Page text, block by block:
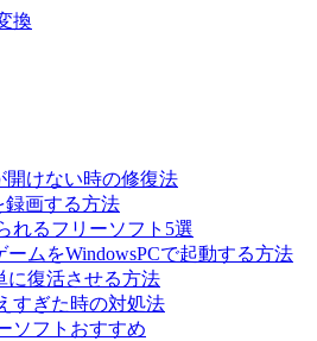
換
開けない時の修復法
録画する方法
れるフリーソフト5選
ームをWindowsPCで起動する方法
に復活させる方法
すぎた時の対処法
ソフトおすすめ